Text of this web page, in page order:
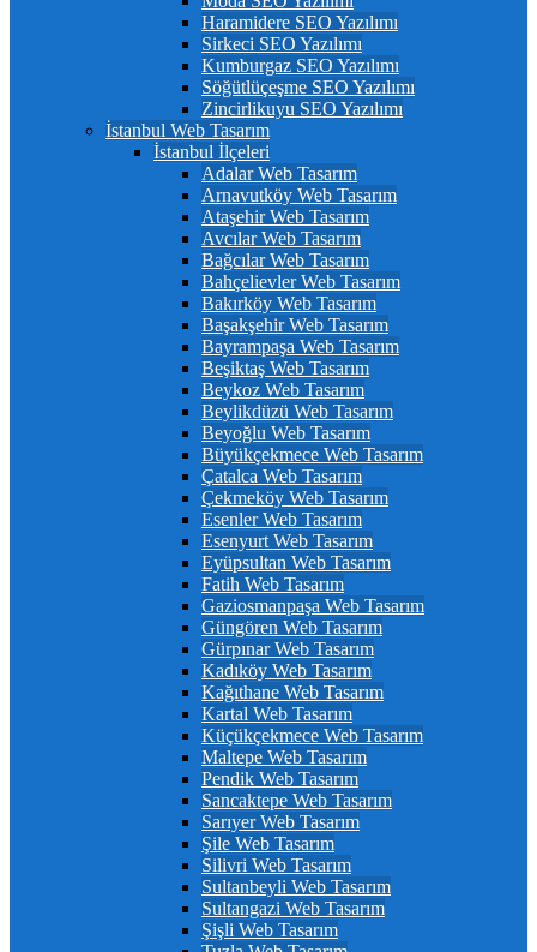
Haramidere SEO Yazılımı
Sirkeci SEO Yazılımı
Kumburgaz SEO Yazılımı
Söğütlüçeşme SEO Yazılımı
Zincirlikuyu SEO Yazılımı
İstanbul Web Tasarım
İstanbul İlçeleri
Adalar Web Tasarım
Arnavutköy Web Tasarım
Ataşehir Web Tasarım
Avcılar Web Tasarım
Bağcılar Web Tasarım
Bahçelievler Web Tasarım
Bakırköy Web Tasarım
Başakşehir Web Tasarım
Bayrampaşa Web Tasarım
Beşiktaş Web Tasarım
Beykoz Web Tasarım
Beylikdüzü Web Tasarım
Beyoğlu Web Tasarım
Büyükçekmece Web Tasarım
Çatalca Web Tasarım
Çekmeköy Web Tasarım
Esenler Web Tasarım
Esenyurt Web Tasarım
Eyüpsultan Web Tasarım
Fatih Web Tasarım
Gaziosmanpaşa Web Tasarım
Güngören Web Tasarım
Gürpınar Web Tasarım
Kadıköy Web Tasarım
Kağıthane Web Tasarım
Kartal Web Tasarım
Küçükçekmece Web Tasarım
Maltepe Web Tasarım
Pendik Web Tasarım
Sancaktepe Web Tasarım
Sarıyer Web Tasarım
Şile Web Tasarım
Silivri Web Tasarım
Sultanbeyli Web Tasarım
Sultangazi Web Tasarım
Şişli Web Tasarım